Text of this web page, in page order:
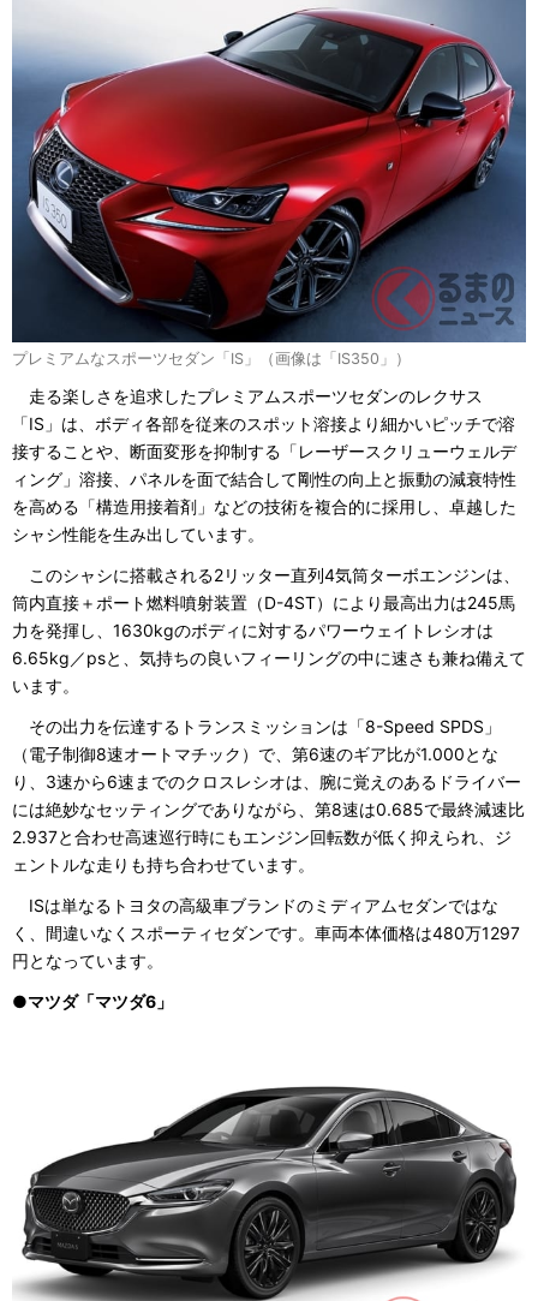
プレミアムなスポーツセダン「IS」（画像は「IS350」）
走る楽しさを追求したプレミアムスポーツセダンのレクサス
「IS」は、ボディ各部を従来のスポット溶接より細かいピッチで溶
接することや、断面変形を抑制する「レーザースクリューウェルデ
ィング」溶接、パネルを面で結合して剛性の向上と振動の減衰特性
を高める「構造用接着剤」などの技術を複合的に採用し、卓越した
シャシ性能を生み出しています。
このシャシに搭載される2リッター直列4気筒ターボエンジンは、
筒内直接＋ポート燃料噴射装置（D-4ST）により最高出力は245馬
力を発揮し、1630kgのボディに対するパワーウェイトレシオは
6.65kg／psと、気持ちの良いフィーリングの中に速さも兼ね備えて
います。
その出力を伝達するトランスミッションは「8-Speed SPDS」
（電子制御8速オートマチック）で、第6速のギア比が1.000とな
り、3速から6速までのクロスレシオは、腕に覚えのあるドライバー
には絶妙なセッティングでありながら、第8速は0.685で最終減速比
2.937と合わせ高速巡行時にもエンジン回転数が低く抑えられ、ジ
ェントルな走りも持ち合わせています。
ISは単なるトヨタの高級車ブランドのミディアムセダンではな
く、間違いなくスポーティセダンです。車両本体価格は480万1297
円となっています。
●マツダ「マツダ6」